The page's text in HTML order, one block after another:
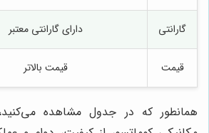
گارانتی دارای گارانتی معتبر
قیمت قیمت بالاتر
همانطور که در جدول مشاهده